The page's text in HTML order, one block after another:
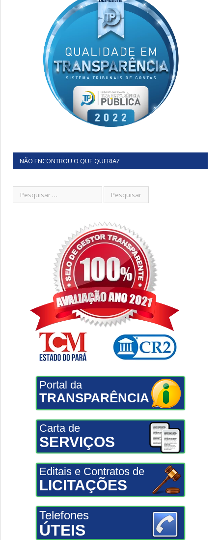
NÃO ENCONTROU O QUE QUERIA?
Portal da
TRANSPARÊNCIA
Carta de
SERVIÇOS
Editais e Contratos de
LICITAÇÕES
Telefones
ÚTEIS